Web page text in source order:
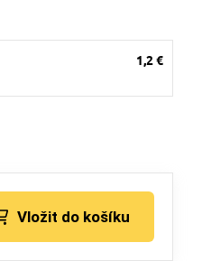
1,2 €
Vložit do košíku